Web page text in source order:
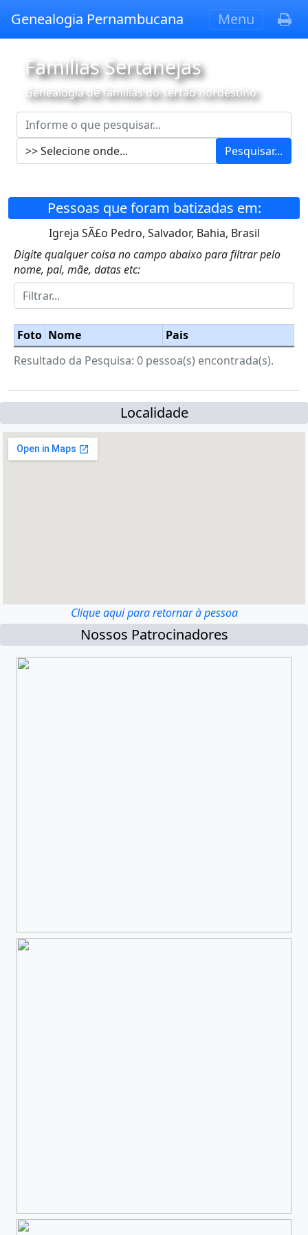
Genealogia Pernambucana Menu
Famílias Sertanejas
Genealogia de famílias do sertão nordestino
Pesquisar...
Pessoas que foram batizadas em:
Igreja SÃ£o Pedro, Salvador, Bahia, Brasil
Digite qualquer coisa no campo abaixo para filtrar pelo
nome, pai, mãe, datas etc:
Foto Nome
Pais
Resultado da Pesquisa: 0 pessoa(s) encontrada(s).
Localidade
Clique aqui para retornar à pessoa
Nossos Patrocinadores